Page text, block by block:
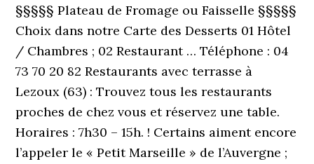
§§§§§ Plateau de Fromage ou Faisselle §§§§§
Choix dans notre Carte des Desserts 01 Hôtel
/ Chambres ; 02 Restaurant … Téléphone : 04
73 70 20 82 Restaurants avec terrasse à
Lezoux (63) : Trouvez tous les restaurants
proches de chez vous et réservez une table.
Horaires : 7h30 – 15h. ! Certains aiment encore
l’appeler le « Petit Marseille » de l’Auvergne ;